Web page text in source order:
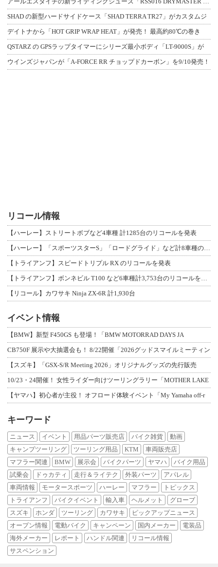
SHAD の新型ハードサイドケース「SHAD TERRA TR27」がカスタムジ
デイトナから「HOT GRIP WRAP HEAT」が発売！ 最高約80℃の巻き
QSTARZ の GPSラップタイマーにシリーズ最小ボディ「LT-9000S」が
ウインズジャパンが「A-FORCE RR チョップドカーボン」を9/10発売！
リコール情報
【ハーレー】ストリートボブなど4車種 計1285台のリコールを発表
【トライアンフ】スピードトリプル RX のリコールを発表
【リコール】カワサキ Ninja ZX-6R 計1,930台
イベント情報
【BMW】新型 F450GS も登場！「BMW MOTORRAD DAYS JA
CB750F 展示や大抽選会も！ 8/22開催「2026グッドスマイルミーティン
【スズキ】「GSX-S/R Meeting 2026」オリジナルグッズの先行販売
10/23・24開催！ 女性ライダー向けツーリングラリー「MOTHER LAKE
【ヤマハ】初心者が主役！ オフロード体験イベント「My Yamaha off-r
キーワード
ニュース イベント 用品パーツ販売店 バイク雑貨
動画
キャンプツーリング
ツーリング用品 KTM
車両販売店
マフラー関連
BMW 展示会 バイクパーツ ヤマハ
バイク用品
試乗会
ドゥカティ 走行＆ライテク 外装パーツ
アパレル
車両情報
モータースポーツ ハーレー マフラー
トピックス
トライアンフ
バイクイベント 輸入車 ヘルメット
グローブ
スズキ
ホンダ ツーリング カワサキ
ピックアップニュース
オープン情報
電動バイク キャンペーン 国内メーカー
電装品
海外メーカー
レポート ハンドル関連
リコール情報
サスペンション